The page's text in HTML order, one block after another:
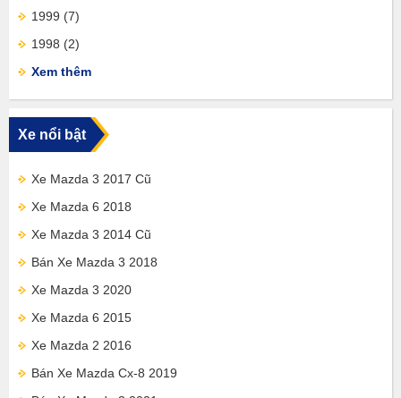
1999 (7)
1998 (2)
Xem thêm
Xe nổi bật
Xe Mazda 3 2017 Cũ
Xe Mazda 6 2018
Xe Mazda 3 2014 Cũ
Bán Xe Mazda 3 2018
Xe Mazda 3 2020
Xe Mazda 6 2015
Xe Mazda 2 2016
Bán Xe Mazda Cx-8 2019